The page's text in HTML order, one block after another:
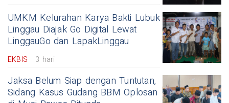
UMKM Kelurahan Karya Bakti Lubuk
Linggau Diajak Go Digital Lewat
LinggauGo dan LapakLinggau
EKBIS 3 hari
Jaksa Belum Siap dengan Tuntutan,
Sidang Kasus Gudang BBM Oplosan